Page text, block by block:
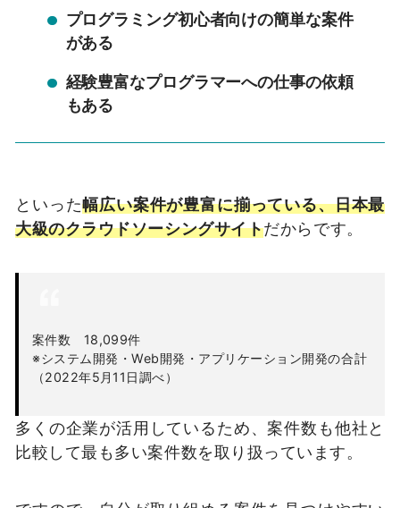
プログラミング初心者向けの簡単な案件
がある
経験豊富なプログラマーへの仕事の依頼
もある
といった幅広い案件が豊富に揃っている、日本最
大級のクラウドソーシングサイトだからです。
案件数 18,099件
※システム開発・Web開発・アプリケーション開発の合計
（2022年5月11日調べ）
多くの企業が活用しているため、案件数も他社と
比較して最も多い案件数を取り扱っています。